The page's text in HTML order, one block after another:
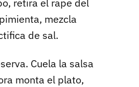
retira el rape del
mezcla
de sal.
Cuela la salsa
monta el plato,